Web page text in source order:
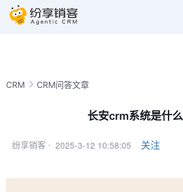
CRM CRM问答文章
长安crm系统是什么
纷享销客 · 2025-3-12 10:58:05 关注